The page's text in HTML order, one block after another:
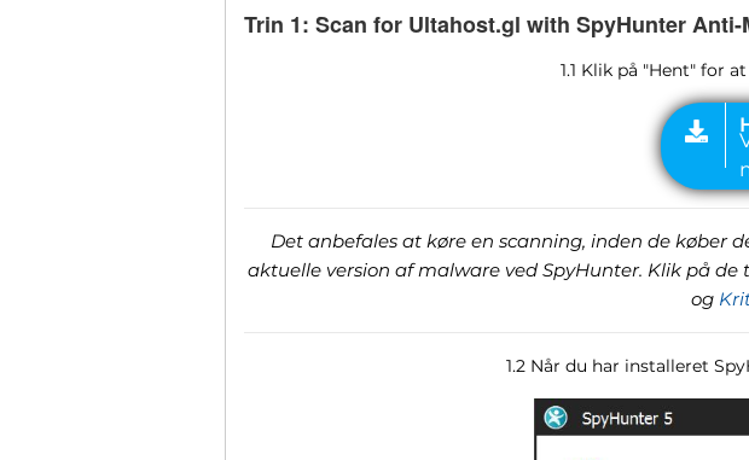
Trin 1: Scan for Ultahost.gl with SpyHunter Anti-
1.1 Klik på "Hent" for
Det anbefales at køre en scanning, inden de køber
aktuelle version af malware ved SpyHunter. Klik på
og
1.2 Når du har installeret